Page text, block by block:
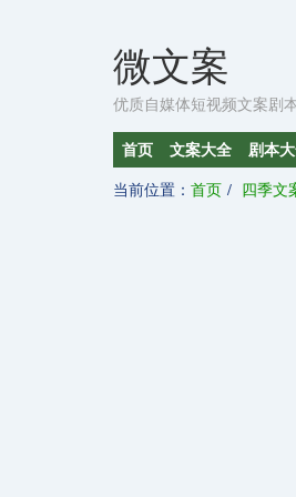
微文案
优质自媒体短视频文案剧
首页 文案大全 剧本
当前位置： 首页 四季文